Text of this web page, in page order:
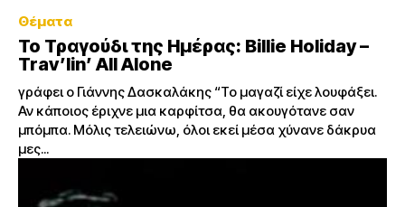
Θέματα
Το Τραγούδι της Ημέρας: Billie Holiday –
Trav’lin’ All Alone
γράφει ο Γιάννης Δασκαλάκης “Το μαγαζί είχε λουφάξει.
Αν κάποιος έριχνε μια καρφίτσα, θα ακουγότανε σαν
μπόμπα. Μόλις τελειώνω, όλοι εκεί μέσα χύνανε δάκρυα
μες...